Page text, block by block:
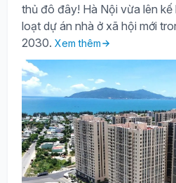
thủ đô đây! Hà Nội vừa lên kế
loạt dự án nhà ở xã hội mới
2030. Xem thêm